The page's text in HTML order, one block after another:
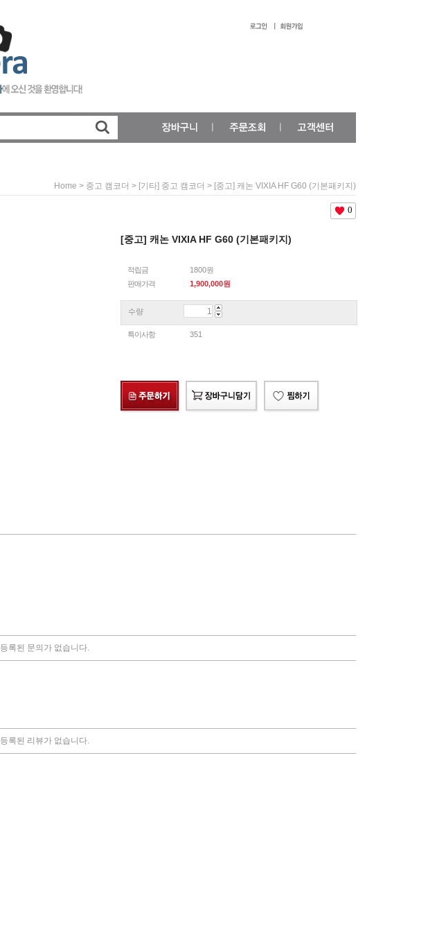
Home > 중고 캠코더 > [기타] 중고 캠코더 > [중고] 캐논 VIXIA HF G60 (기본패키지)
0
[중고] 캐논 VIXIA HF G60 (기본패키지)
적립금
1800원
판매가격
1,900,000원
수량
특이사항 351
등록된 문의가 없습니다.
등록된 리뷰가 없습니다.